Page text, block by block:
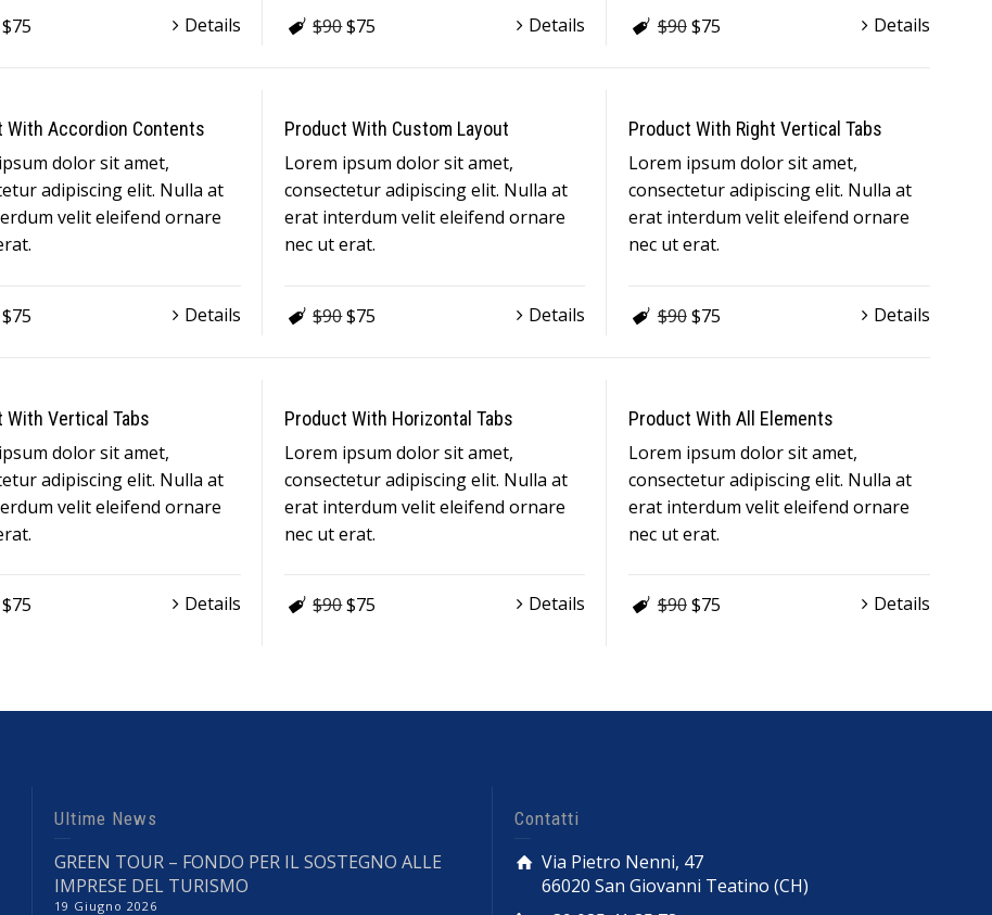
$75 Details $90$75 Details $90$75 Details
With Accordion Contents
dolor sit amet,
adipiscing elit. Nulla at
velit eleifend ornare
$75 Details
Product With Custom Layout
Lorem ipsum dolor sit amet,
consectetur adipiscing elit. Nulla at
erat interdum velit eleifend ornare
nec ut erat.
$90$75 Details
Product With Right Vertical Tabs
Lorem ipsum dolor sit amet,
consectetur adipiscing elit. Nulla at
erat interdum velit eleifend ornare
nec ut erat.
$90$75 Details
With Vertical Tabs
dolor sit amet,
adipiscing elit. Nulla at
velit eleifend ornare
$75 Details
Product With Horizontal Tabs
Lorem ipsum dolor sit amet,
consectetur adipiscing elit. Nulla at
erat interdum velit eleifend ornare
nec ut erat.
$90$75 Details
Product With All Elements
Lorem ipsum dolor sit amet,
consectetur adipiscing elit. Nulla at
erat interdum velit eleifend ornare
nec ut erat.
$90$75 Details
Ultime News
GREEN TOUR – FONDO PER IL SOSTEGNO ALLE
IMPRESE DEL TURISMO
19 Giugno 2026
Contatti
Via Pietro Nenni, 47
66020 San Giovanni Teatino (CH)